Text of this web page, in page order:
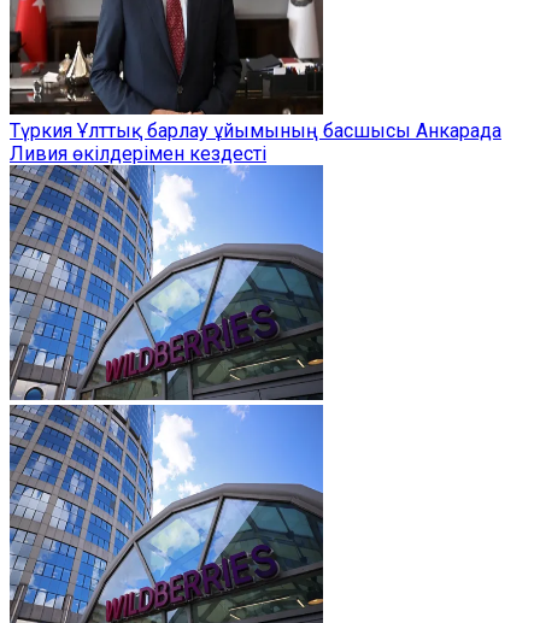
Түркия Ұлттық барлау ұйымының басшысы Анкарада
Ливия өкілдерімен кездесті